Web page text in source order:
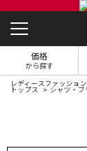
価格
から探す
レディースファッショ
トップス シャツ・ブ